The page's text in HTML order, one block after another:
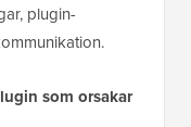
plugin-
som orsakar